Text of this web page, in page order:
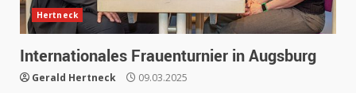
Hertneck
Internationales Frauenturnier in Augsburg
Gerald Hertneck 09.03.2025